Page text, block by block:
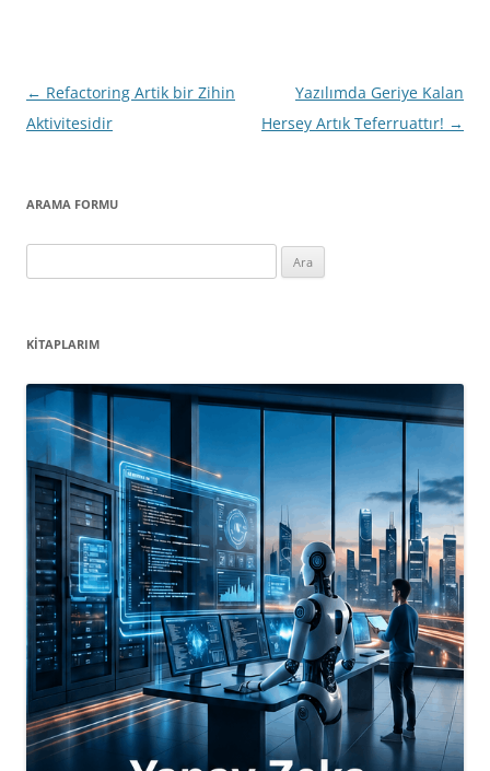
Yazı
dolaşımı
← Refactoring Artik bir Zihin
Aktivitesidir
Yazılımda Geriye Kalan
Hersey Artık Teferruattır! →
ARAMA FORMU
KITAPLARIM